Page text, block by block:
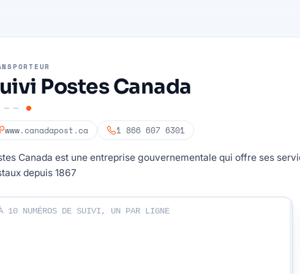
Postes Canada
www.canadapost.ca 1 866 607 6301
Canada est une entreprise gouvernementale qui offre ses
depuis 1867
de suivi: